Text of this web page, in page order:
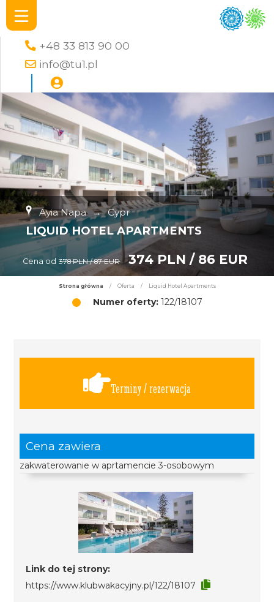
+48 33 813 90 00
info@tu1.pl
Ayia Napa → Cypr
LIQUID HOTEL APARTMENTS
Cena od 378 PLN / 87 EUR 374 PLN / 86 EUR
Strona główna / Oferta / Liquid Hotel Apartments
Numer oferty:122/18107
Terminy / rezerwacja
Cena zawiera
zakwaterowanie w aprtamencie 3-osobowym
Link do tej strony:
https://www.klubwakacyjny.pl/122/18107